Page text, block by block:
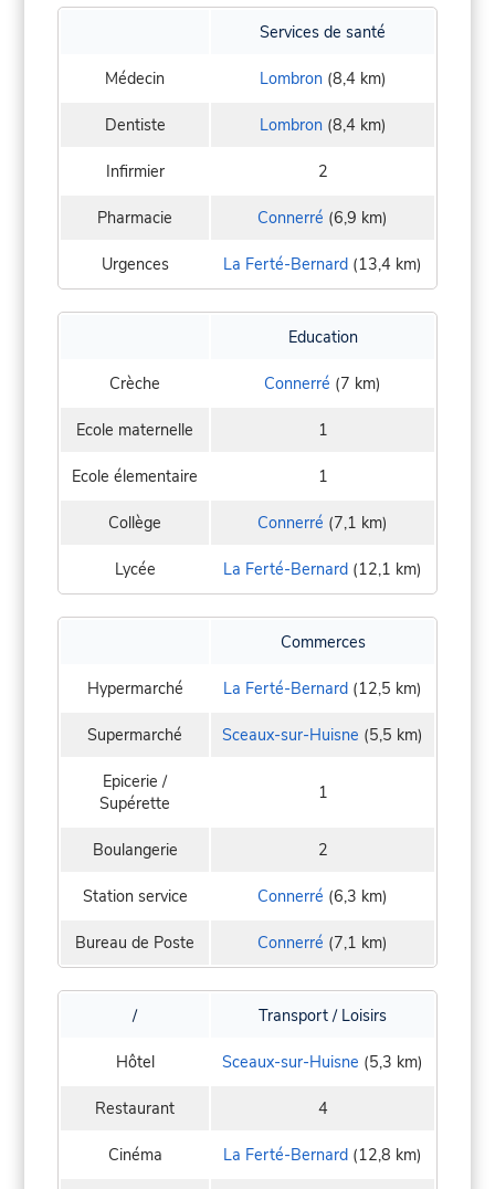
Services de santé
Médecin Lombron(8,4 km)
Dentiste Lombron(8,4 km)
Infirmier 2
Pharmacie Connerré (6,9 km)
Urgences La Ferté-Bernard (13,4 km)
Education
Crèche Connerré (7 km)
Ecole maternelle 1
Ecole élementaire 1
Collège Connerré (7,1 km)
Lycée La Ferté-Bernard (12,1 km)
Commerces
Hypermarché La Ferté-Bernard (12,5 km)
Supermarché Sceaux-sur-Huisne (5,5 km)
Epicerie /
Supérette
1
Boulangerie 2
Station service Connerré (6,3 km)
Bureau de Poste Connerré (7,1 km)
/ Transport / Loisirs
Hôtel Sceaux-sur-Huisne (5,3 km)
Restaurant 4
Cinéma La Ferté-Bernard (12,8 km)